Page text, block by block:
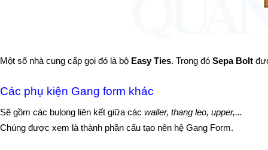
Một số nhà cung cấp gọi đó là bộ Easy Ties. Trong đó Sepa Bolt
Các phụ kiện Gang form khác
Sẽ gồm các bulong liên kết giữa các waller, thang leo, upper,...
Chúng được xem là thành phần cấu tạo nên hệ Gang Form.